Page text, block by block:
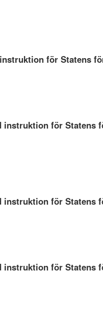
för Statens
instruktion för Statens
instruktion för Statens
instruktion för Statens